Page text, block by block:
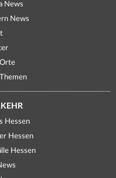
News
News
Hessen
Hessen
Hessen